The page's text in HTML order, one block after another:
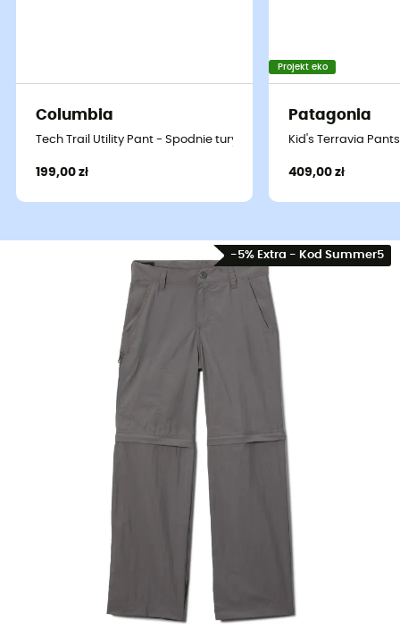
Columbia
Tech Trail Utility Pant - Spodnie turystyczne dziecięce
199,00 zł
Projekt eko
Patagonia
Kid's Terravia
409,00 zł
-5% Extra - Kod Summer5